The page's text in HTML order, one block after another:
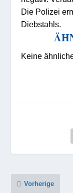
Die Polizei
Diebstahls.
Keine
Vorherige